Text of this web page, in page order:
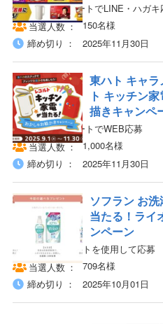
対象商品のレシートでLINE・ハガキ
当選人数
150名様
締め切り
2025年11月30日
東ハト キャ
ト キッチン
描きキャンペ
対象商品のレシートでWEB応募
当選人数
1,000名様
締め切り
2025年11月30日
ソフラン お
当たる！ライ
ンペーン
Lidea IDでポイントを使用して応募
当選人数
709名様
締め切り
2025年10月01日